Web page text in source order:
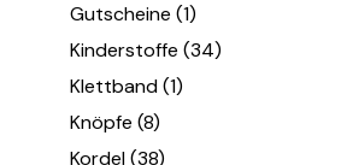
Gutscheine (1)
Kinderstoffe (34)
Klettband (1)
Knöpfe (8)
Kordel (38)